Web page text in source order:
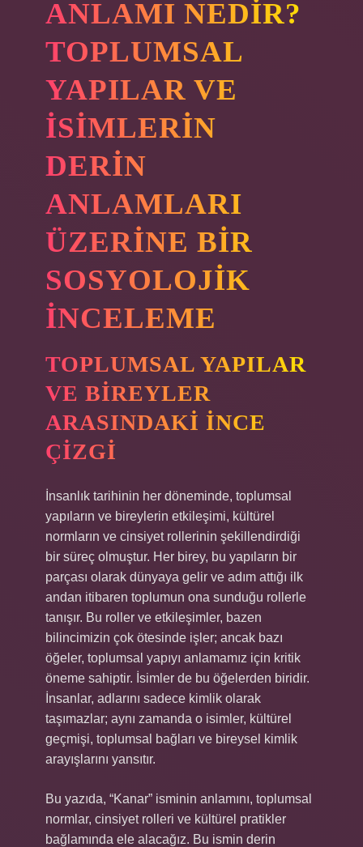
ANLAMI NEDIR?
TOPLUMSAL
YAPILAR VE
İSIMLERIN
DERIN
ANLAMLARI
ÜZERINE BIR
SOSYOLOJIK
İNCELEME
TOPLUMSAL YAPILAR
VE BIREYLER
ARASINDAKI İNCE
ÇIZGI
İnsanlık tarihinin her döneminde, toplumsal
yapıların ve bireylerin etkileşimi, kültürel
normların ve cinsiyet rollerinin şekillendirdiği
bir süreç olmuştur. Her birey, bu yapıların bir
parçası olarak dünyaya gelir ve adım attığı ilk
andan itibaren toplumun ona sunduğu rollerle
tanışır. Bu roller ve etkileşimler, bazen
bilincimizin çok ötesinde işler; ancak bazı
öğeler, toplumsal yapıyı anlamamız için kritik
öneme sahiptir. İsimler de bu öğelerden biridir.
İnsanlar, adlarını sadece kimlik olarak
taşımazlar; aynı zamanda o isimler, kültürel
geçmişi, toplumsal bağları ve bireysel kimlik
arayışlarını yansıtır.
Bu yazıda, “Kanar” isminin anlamını, toplumsal
normlar, cinsiyet rolleri ve kültürel pratikler
bağlamında ele alacağız. Bu ismin derin